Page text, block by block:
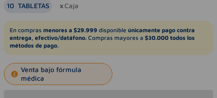
10 TABLETAS Caja
En compras menores a $29.999 disponible únicamente pago contra
entrega, efectivo/datáfono. Compras mayores a $30.000 todos los
métodos de pago.
Venta bajo fórmula
médica